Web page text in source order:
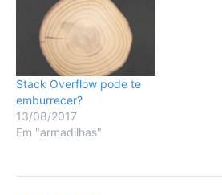
Stack Overflow pode te
emburrecer?
13/08/2017
Em "armadilhas"